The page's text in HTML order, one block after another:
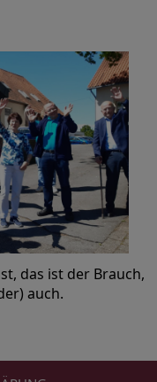
das ist der Brauch,
auch.